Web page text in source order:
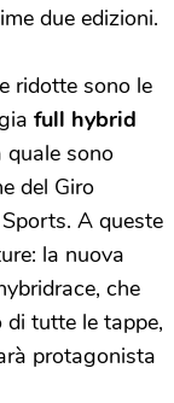
due edizioni.
ridotte sono le
full hybrid
quale sono
del Giro
A queste
la nuova
che
di tutte le tappe,
protagonista